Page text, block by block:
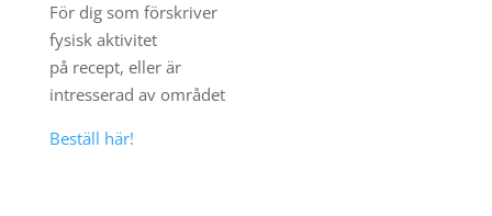
För dig som förskriver
fysisk aktivitet
på recept, eller är
intresserad av området
Beställ här!